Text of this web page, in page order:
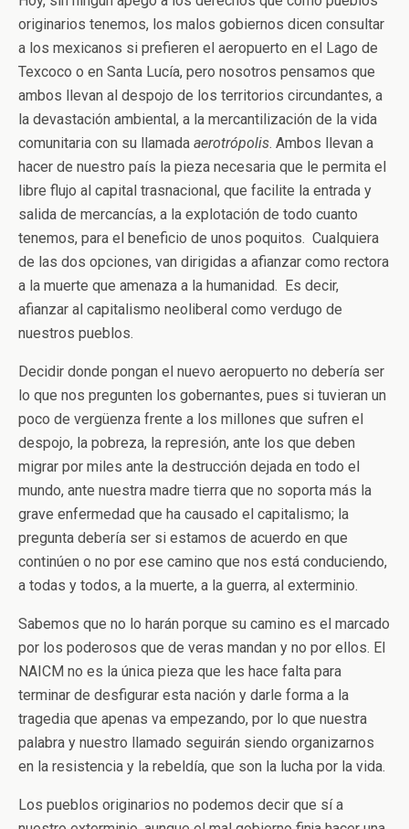
originarios tenemos, los malos gobiernos dicen consultar
a los mexicanos si prefieren el aeropuerto en el Lago de
Texcoco o en Santa Lucía, pero nosotros pensamos que
ambos llevan al despojo de los territorios circundantes, a
la devastación ambiental, a la mercantilización de la vida
comunitaria con su llamada aerotrópolis. Ambos llevan a
hacer de nuestro país la pieza necesaria que le permita el
libre flujo al capital trasnacional, que facilite la entrada y
salida de mercancías, a la explotación de todo cuanto
tenemos, para el beneficio de unos poquitos. Cualquiera
de las dos opciones, van dirigidas a afianzar como rectora
a la muerte que amenaza a la humanidad. Es decir,
afianzar al capitalismo neoliberal como verdugo de
nuestros pueblos.
Decidir donde pongan el nuevo aeropuerto no debería ser
lo que nos pregunten los gobernantes, pues si tuvieran un
poco de vergüenza frente a los millones que sufren el
despojo, la pobreza, la represión, ante los que deben
migrar por miles ante la destrucción dejada en todo el
mundo, ante nuestra madre tierra que no soporta más la
grave enfermedad que ha causado el capitalismo; la
pregunta debería ser si estamos de acuerdo en que
continúen o no por ese camino que nos está conduciendo,
a todas y todos, a la muerte, a la guerra, al exterminio.
Sabemos que no lo harán porque su camino es el marcado
por los poderosos que de veras mandan y no por ellos. El
NAICM no es la única pieza que les hace falta para
terminar de desfigurar esta nación y darle forma a la
tragedia que apenas va empezando, por lo que nuestra
palabra y nuestro llamado seguirán siendo organizarnos
en la resistencia y la rebeldía, que son la lucha por la vida.
Los pueblos originarios no podemos decir que sí a